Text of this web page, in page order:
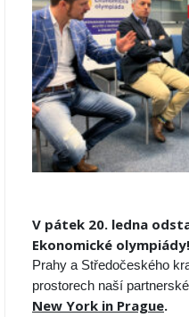
V pátek 20. ledna
Ekonomické olympiády!
Prahy a Středočeského
prostorech naší
New York in Prague.